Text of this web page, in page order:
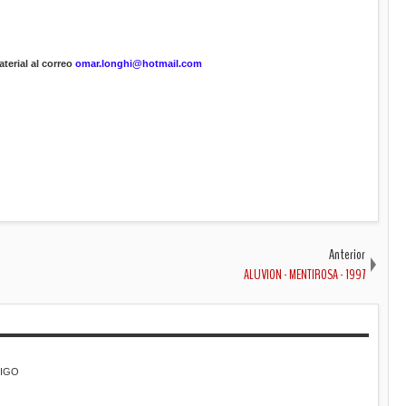
al correo omar.longhi@hotmail.com
Anterior
ALUVION - MENTIROSA - 1997